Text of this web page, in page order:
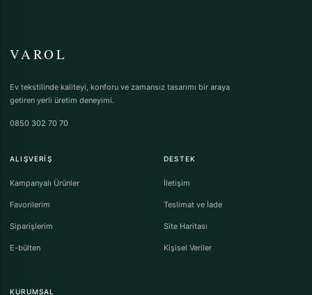
VAROL
Ev tekstilinde kaliteyi, konforu ve zamansız tasarımı bir araya
getiren yerli üretim deneyimi.
0850 302 70 70
ALIŞVERIŞ
Kampanyalı Ürünler
Favorilerim
Siparişlerim
E-bülten
DESTEK
İletişim
Teslimat ve İade
Site Haritası
Kişisel Veriler
KURUMSAL